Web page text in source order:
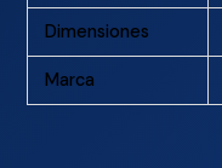
Dimensiones
Marca